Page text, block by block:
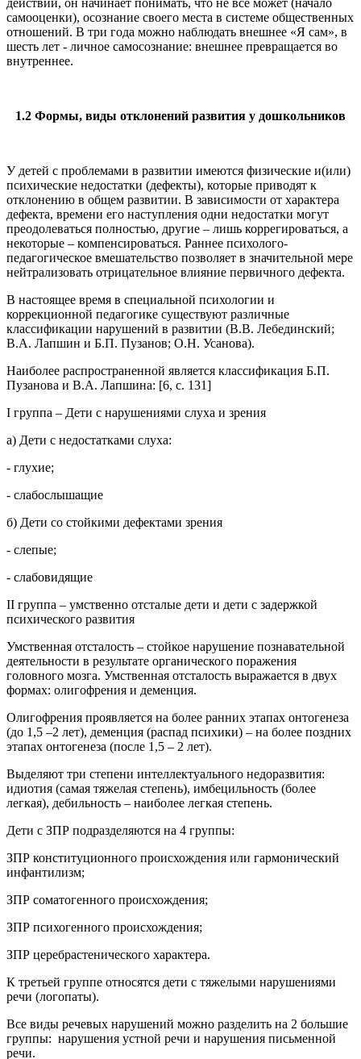
действий, он начинает понимать, что не все может (начало
самооценки), осознание своего места в системе общественных
отношений. В три года можно наблюдать внешнее «Я сам», в
шесть лет - личное самосознание: внешнее превращается во
внутреннее.
1.2 Формы, виды отклонений развития у дошкольников
У детей с проблемами в развитии имеются физические и(или)
психические недостатки (дефекты), которые приводят к
отклонению в общем развитии. В зависимости от характера
дефекта, времени его наступления одни недостатки могут
преодолеваться полностью, другие – лишь коррегироваться, а
некоторые – компенсироваться. Раннее психолого-
педагогическое вмешательство позволяет в значительной мере
нейтрализовать отрицательное влияние первичного дефекта.
В настоящее время в специальной психологии и
коррекционной педагогике существуют различные
классификации нарушений в развитии (В.В. Лебединский;
В.А. Лапшин и Б.П. Пузанов; О.Н. Усанова).
Наиболее распространенной является классификация Б.П.
Пузанова и В.А. Лапшина: [6, с. 131]
I группа – Дети с нарушениями слуха и зрения
а) Дети с недостатками слуха:
- глухие;
- слабослышащие
б) Дети со стойкими дефектами зрения
- слепые;
- слабовидящие
II группа – умственно отсталые дети и дети с задержкой
психического развития
Умственная отсталость – стойкое нарушение познавательной
деятельности в результате органического поражения
головного мозга. Умственная отсталость выражается в двух
формах: олигофрения и деменция.
Олигофрения проявляется на более ранних этапах онтогенеза
(до 1,5 –2 лет), деменция (распад психики) – на более поздних
этапах онтогенеза (после 1,5 – 2 лет).
Выделяют три степени интеллектуального недоразвития:
идиотия (самая тяжелая степень), имбецильность (более
легкая), дебильность – наиболее легкая степень.
Дети с ЗПР подразделяются на 4 группы:
ЗПР конституционного происхождения или гармонический
инфантилизм;
ЗПР соматогенного происхождения;
ЗПР психогенного происхождения;
ЗПР церебрастенического характера.
К третьей группе относятся дети с тяжелыми нарушениями
речи (логопаты).
Все виды речевых нарушений можно разделить на 2 большие
группы: нарушения устной речи и нарушения письменной
речи.